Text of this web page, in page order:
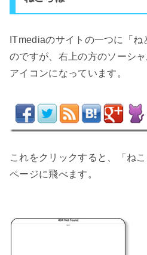
ITmediaのサイトの一つに「
のですが、右上の方のソーシ
アイコンになっています。
これをクリックすると、「ね
ページに飛べます。